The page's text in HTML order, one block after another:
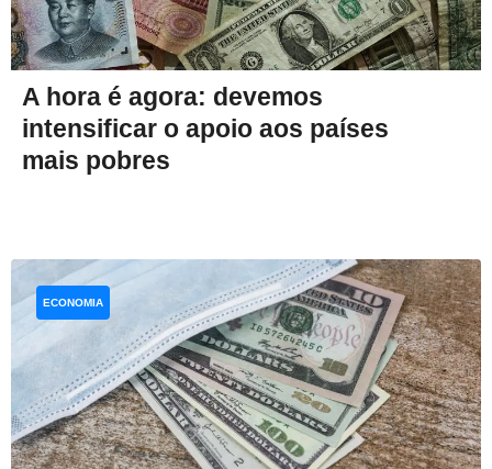
A hora é agora: devemos
intensificar o apoio aos países
mais pobres
ECONOMIA